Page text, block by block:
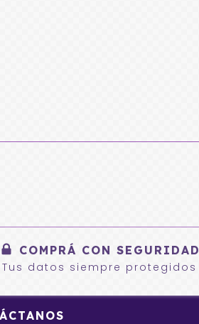
COMPRÁ CON SEGURIDAD
Tus datos siempre protegidos